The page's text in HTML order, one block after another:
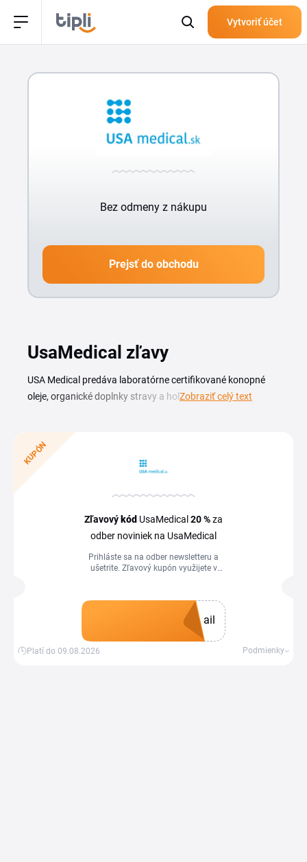
Vytvoriť účet
Bez odmeny z nákupu
Prejsť do obchodu
UsaMedical zľavy
USA Medical predáva laboratórne certifikované konopné
oleje, organické doplnky stravy a holistické produkty pre
cenu. Sortiment cieli na ľudí, ktorí hľadajú overené zloženie s
laboratórnym certifikátom a prírodný prístup k
a zľavy obchodu. Ak je k dispozícii UsaMedical kupón, stačí
objednávky. Tak získate UsaMedical zľavu na konopné oleje
Zobraziť celý text
KUPÓN
Zľavový kód UsaMedical 20 %za
odber noviniek na UsaMedical
Prihláste sa na odber newsletteru a
ušetrite. Zľavový kupón využijete v
ail
Platí do 09.08.2026 Podmienky